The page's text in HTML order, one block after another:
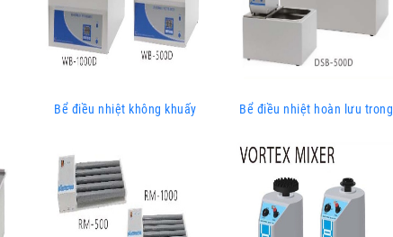
Bể điều nhiệt không khuấy Bể điều nhiệt hoàn lưu trong